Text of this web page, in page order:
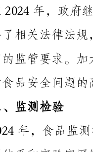
成了对食品安全问题的高压态势。